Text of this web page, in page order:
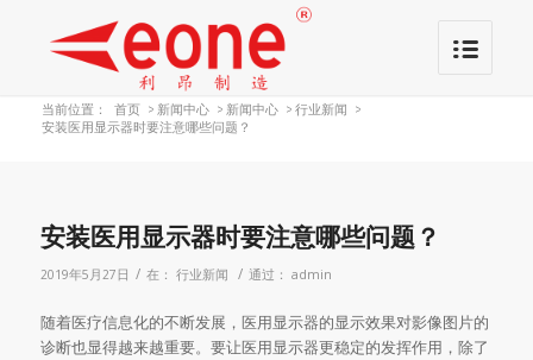
当前位置： 首页 > 新闻中心 > 新闻中心 > 行业新闻 >
安装医用显示器时要注意哪些问题？
安装医用显示器时要注意哪些问题？
2019年5月27日 / 在： 行业新闻 / 通过： admin
随着医疗信息化的不断发展，医用显示器的显示效果对影像图片的
诊断也显得越来越重要。要让医用显示器更稳定的发挥作用，除了